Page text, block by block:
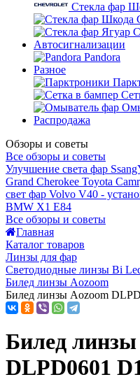
Стекла фар
Автосигнализации
Pandora
Разное
Распродажа
Обзоры и советы
Все обзоры и советы
Улучшение света фар
Grand Cherokee Toyota
свет фар Volvo V40 -
BMW X1 E84
Все обзоры и советы
Главная
Каталог товаров
Линзы для фар
Светодиодные линзы Bi
Билед линзы Aozoom
Билед линзы Aozoom
Билед
DLPD0601